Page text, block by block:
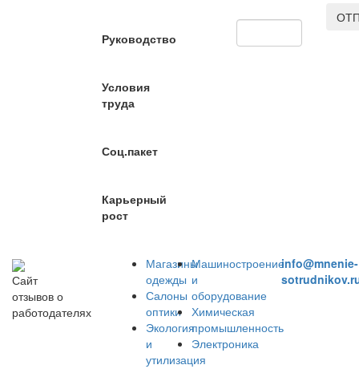
Руководство
Условия
труда
Соц.пакет
Карьерный
рост
Сайт
отзывов о
работодателях
Магазины
одежды
Салоны
оптики
Экология
и
утилизация
Машиностроение
и
оборудование
Химическая
промышленность
Электроника
info@mnenie-